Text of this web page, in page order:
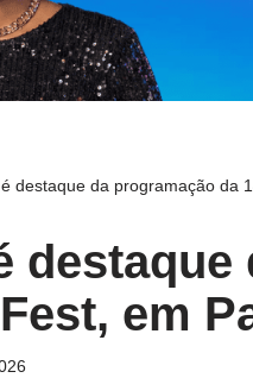
destaque da programação da
em